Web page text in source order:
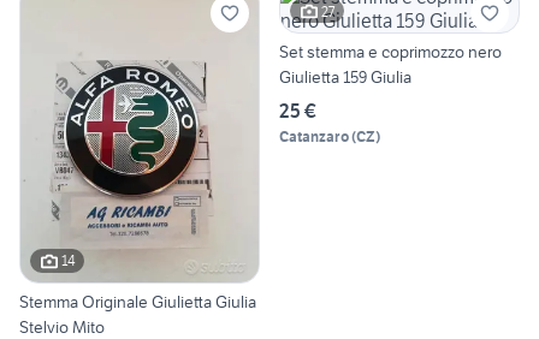
14
Stemma Originale Giulietta Giulia
Stelvio Mito
27
Set stemma e coprimozzo nero
Giulietta 159 Giulia
25 €
Catanzaro(CZ)